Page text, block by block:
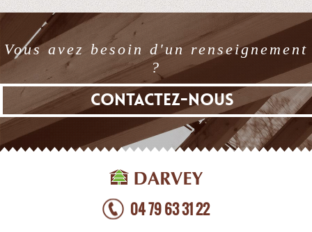
Vous avez besoin d'un renseignement
?
CONTACTEZ-NOUS
04 79 63 31 22